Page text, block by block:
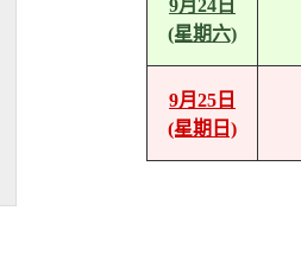
9月24日
(星期六)
9月25日
(星期日)